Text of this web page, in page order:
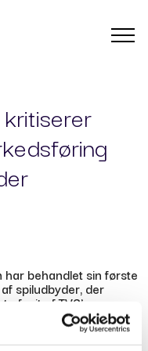
behandlet sin første
spiludbyder, der
af TV2’s
for TV2’s